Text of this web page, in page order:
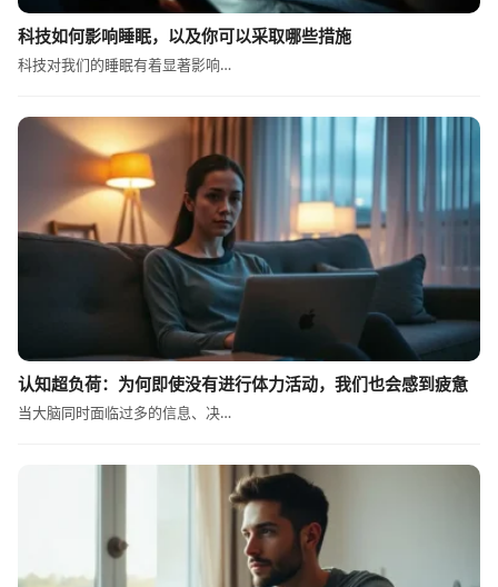
科技如何影响睡眠，以及你可以采取哪些措施
科技对我们的睡眠有着显著影响…
认知超负荷：为何即使没有进行体力活动，我们也会感到疲惫
当大脑同时面临过多的信息、决…